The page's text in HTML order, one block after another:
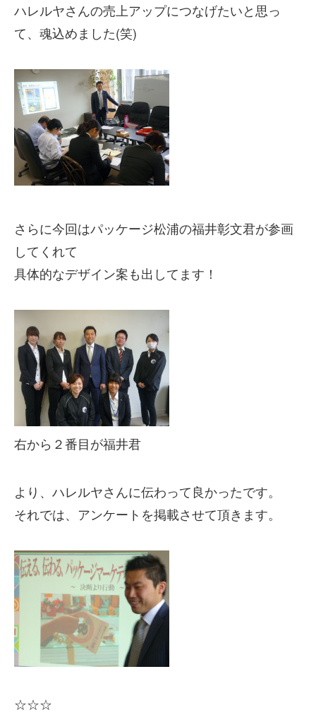
ハレルヤさんの売上アップにつなげたいと思っ
て、魂込めました(笑)
さらに今回はパッケージ松浦の福井彰文君が参画
してくれて
具体的なデザイン案も出してます！
右から２番目が福井君
より、ハレルヤさんに伝わって良かったです。
それでは、アンケートを掲載させて頂きます。
☆☆☆